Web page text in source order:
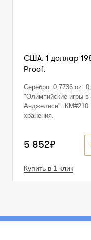
США. 1 доллар
Proof.
Серебро. 0,7736 oz.
"Олимпийские игры в
Анджелесе".
хранения.
5 852₽
Купить в 1 клик